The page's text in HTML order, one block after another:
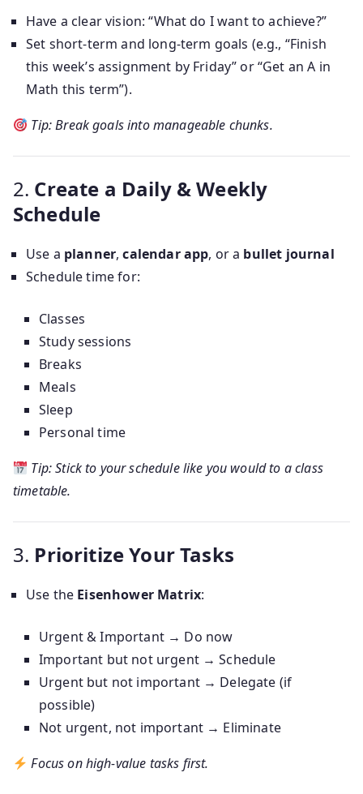
Have a clear vision: “What do I want to achieve?”
Set short-term and long-term goals (e.g., “Finish
this week’s assignment by Friday” or “Get an A in
Math this term”).
Tip: Break goals into manageable chunks.
2. Create a Daily & Weekly
Schedule
Use a planner,calendar app, or a bullet journal
Schedule time for:
Classes
Study sessions
Breaks
Meals
Sleep
Personal time
Tip: Stick to your schedule like you would to a class
timetable.
3. Prioritize Your Tasks
Use the Eisenhower Matrix:
Urgent & Important → Do now
Important but not urgent → Schedule
Urgent but not important → Delegate (if
possible)
Not urgent, not important → Eliminate
Focus on high-value tasks first.